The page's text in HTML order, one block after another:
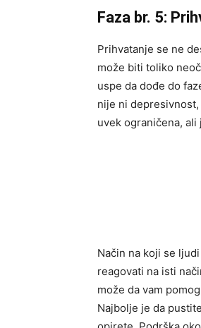
Faza br. 5:
Prihvatanje se ne
može biti toliko
uspe da dođe do
nije ni
uvek ograničena,
Način na koji se
reagovati na isti
može da vam
Najbolje je da